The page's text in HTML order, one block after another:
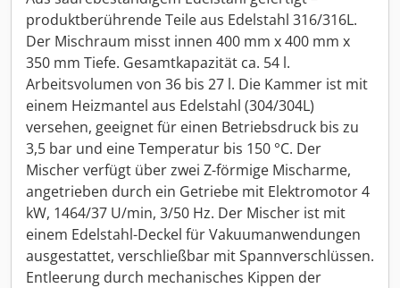
produktberührende Teile aus Edelstahl 316/316L.
Der Mischraum misst innen 400 mm x 400 mm x
350 mm Tiefe. Gesamtkapazität ca. 54 l.
Arbeitsvolumen von 36 bis 27 l. Die Kammer ist mit
einem Heizmantel aus Edelstahl (304/304L)
versehen, geeignet für einen Betriebsdruck bis zu
3,5 bar und eine Temperatur bis 150 °C. Der
Mischer verfügt über zwei Z-förmige Mischarme,
angetrieben durch ein Getriebe mit Elektromotor 4
kW, 1464/37 U/min, 3/50 Hz. Der Mischer ist mit
einem Edelstahl-Deckel für Vakuumanwendungen
ausgestattet, verschließbar mit Spannverschlüssen.
Entleerung durch mechanisches Kippen der